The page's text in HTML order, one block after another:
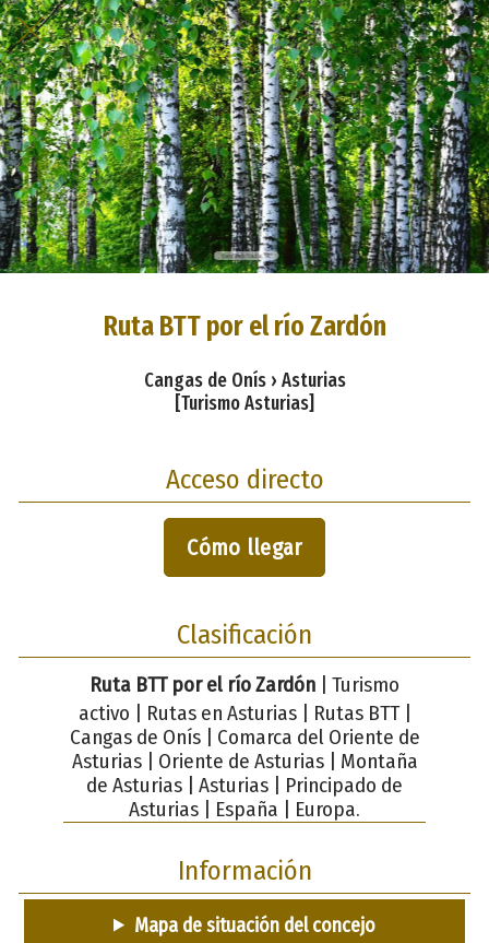
Ruta BTT por el río Zardón
Cangas de Onís › Asturias
[Turismo Asturias]
Acceso directo
Cómo llegar
Clasificación
Ruta BTT por el río Zardón | Turismo
activo | Rutas en Asturias | Rutas BTT |
Cangas de Onís | Comarca del Oriente de
Asturias | Oriente de Asturias | Montaña
de Asturias | Asturias | Principado de
Asturias | España | Europa.
Información
Mapa de situación del concejo